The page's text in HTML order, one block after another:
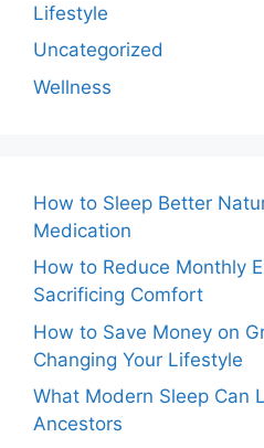
Lifestyle
Uncategorized
Wellness
How to Sleep Better
Medication
How to Reduce Monthly
Sacrificing Comfort
How to Save Money on
Changing Your Lifestyle
What Modern Sleep Can
Ancestors